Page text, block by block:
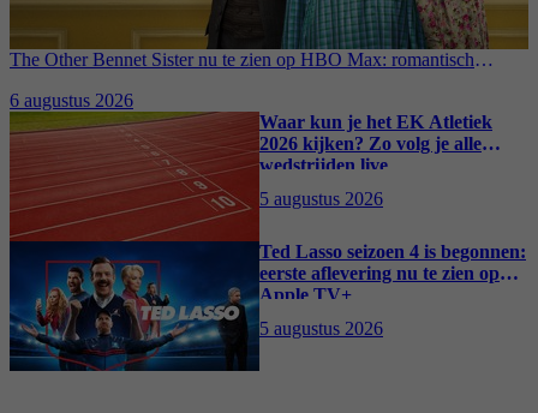
The Other Bennet Sister nu te zien op HBO Max: romantisch
6 augustus 2026
Waar kun je het EK Atletiek
2026 kijken? Zo volg je alle
wedstrijden live
5 augustus 2026
Ted Lasso seizoen 4 is begonnen:
eerste aflevering nu te zien op
Apple TV+
5 augustus 2026